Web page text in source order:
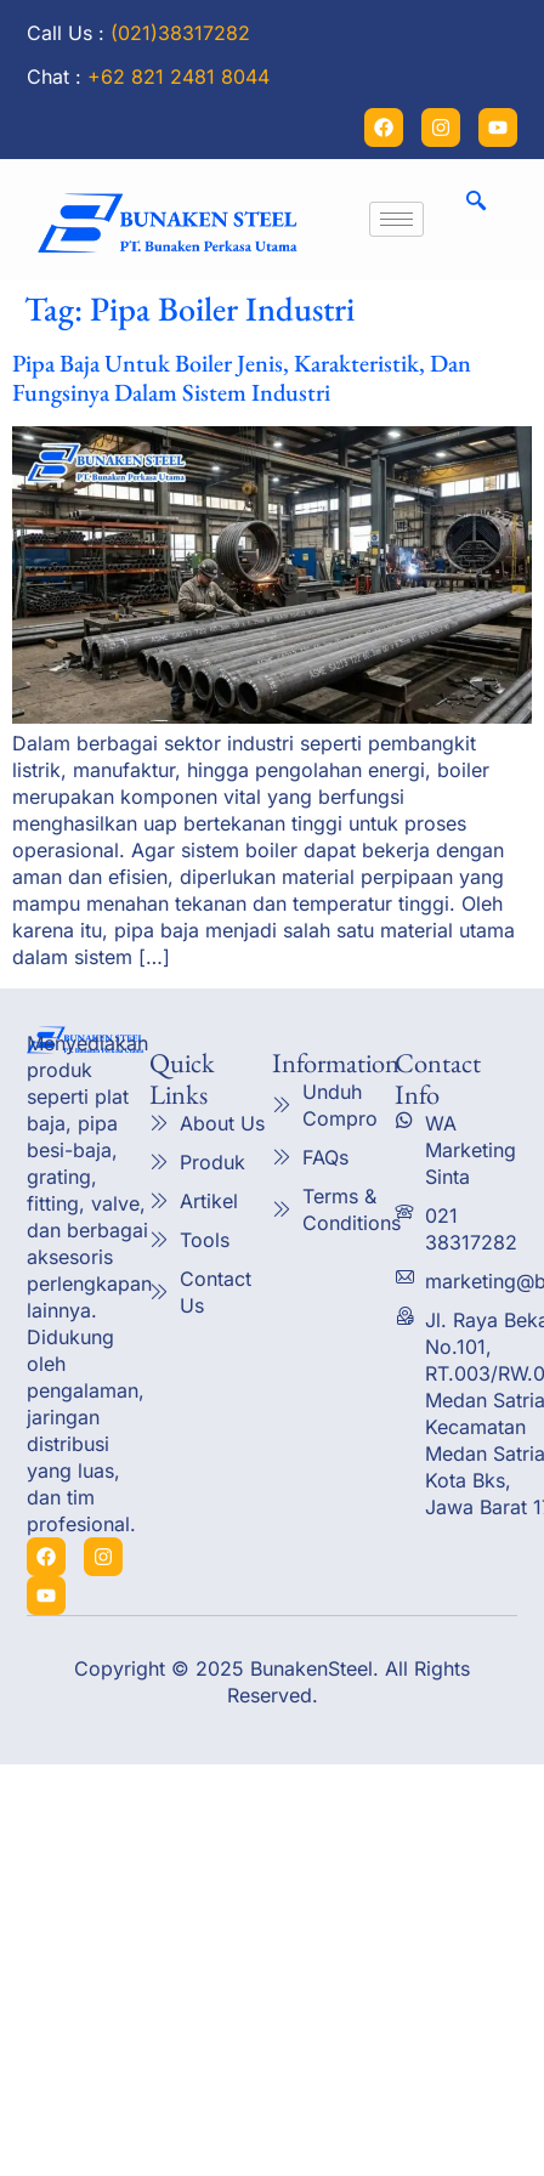
Call Us : (021)38317282
Chat : +62 821 2481 8044
Tag:Pipa Boiler Industri
Pipa Baja Untuk Boiler Jenis, Karakteristik, Dan
Fungsinya Dalam Sistem Industri
Dalam berbagai sektor industri seperti pembangkit
listrik, manufaktur, hingga pengolahan energi, boiler
merupakan komponen vital yang berfungsi
menghasilkan uap bertekanan tinggi untuk proses
operasional. Agar sistem boiler dapat bekerja dengan
aman dan efisien, diperlukan material perpipaan yang
mampu menahan tekanan dan temperatur tinggi. Oleh
karena itu, pipa baja menjadi salah satu material utama
dalam sistem […]
Menyediakan
produk
seperti plat
baja, pipa
besi-baja,
grating,
fitting, valve,
dan berbagai
aksesoris
perlengkapan
lainnya.
Didukung
oleh
pengalaman,
jaringan
distribusi
yang luas,
dan tim
profesional.
Quick
Links
About Us
Produk
Artikel
Tools
Contact
Us
Information
Unduh
Compro
FAQs
Terms &
Conditions
Contact
Info
WA
Marketing
Sinta
021
38317282
Jl. Raya
No.101,
RT.003/
Medan
Kecamatan
Medan
Kota Bks,
Jawa Barat
Copyright © 2025 BunakenSteel. All Rights
Reserved.